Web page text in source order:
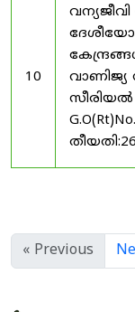
10
വാണിജ്യ
« Previous